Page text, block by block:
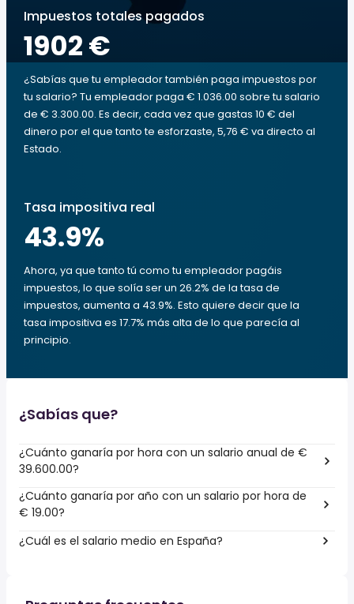
Impuestos totales pagados
1902 €
¿Sabías que tu empleador también paga impuestos por
tu salario? Tu empleador paga € 1.036.00 sobre tu salario
de € 3.300.00. Es decir, cada vez que gastas 10 € del
dinero por el que tanto te esforzaste, 5,76 € va directo al
Estado.
Tasa impositiva real
43.9%
Ahora, ya que tanto tú como tu empleador pagáis
impuestos, lo que solía ser un 26.2% de la tasa de
impuestos, aumenta a 43.9%. Esto quiere decir que la
tasa impositiva es 17.7% más alta de lo que parecía al
principio.
¿Sabías que?
¿Cuánto ganaría por hora con un salario anual de €
39.600.00?
¿Cuánto ganaría por año con un salario por hora de
€ 19.00?
¿Cuál es el salario medio en España?